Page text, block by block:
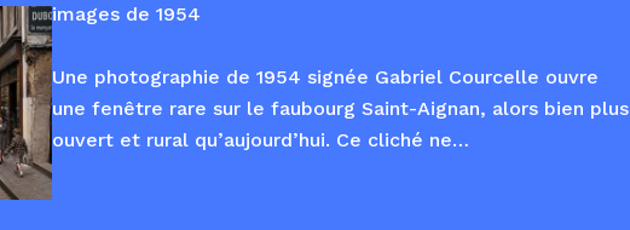
images de 1954
Une photographie de 1954 signée Gabriel Courcelle ouvre
une fenêtre rare sur le faubourg Saint-Aignan, alors bien plus
ouvert et rural qu’aujourd’hui. Ce cliché ne…